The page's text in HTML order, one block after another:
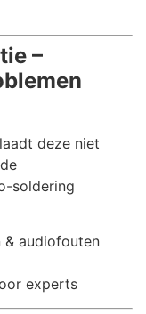
–
deze niet
soldering
audiofouten
experts